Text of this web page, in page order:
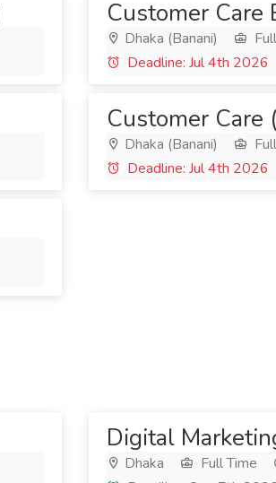
Customer Care
Dhaka (Banani)
Deadline: Jul 4th 2026
Customer Care
Dhaka (Banani)
Deadline: Jul 4th 2026
Digital
Dhaka Full Time